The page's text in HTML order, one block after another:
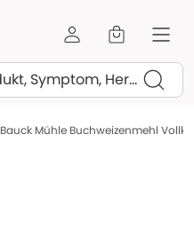
Bauck Mühle Buchweizenmehl